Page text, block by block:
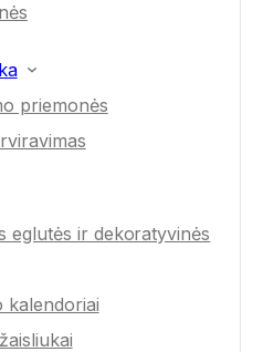
priemonės
eglutės ir dekoratyvinės
kalendoriai